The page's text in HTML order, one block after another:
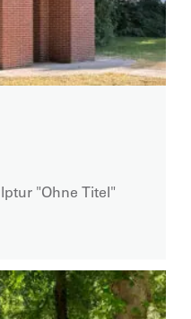
"Ohne Titel"